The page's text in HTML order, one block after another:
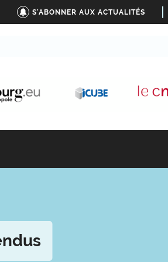
S'ABONNER AUX ACTUALITÉS